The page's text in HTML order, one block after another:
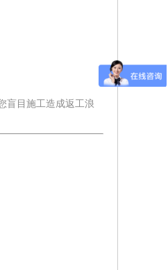
盲目施工造成返工浪